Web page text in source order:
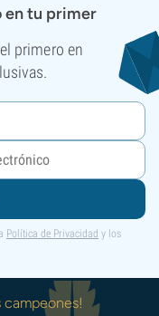
en tu primer
primero en
Política de Privacidad y los
campeones!